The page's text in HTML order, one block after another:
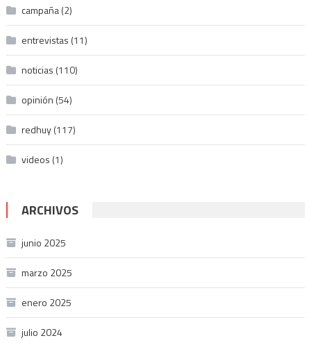
campaña(2)
entrevistas (11)
noticias (110)
opinión (54)
redhuy(117)
videos (1)
ARCHIVOS
junio 2025
marzo 2025
enero 2025
julio 2024